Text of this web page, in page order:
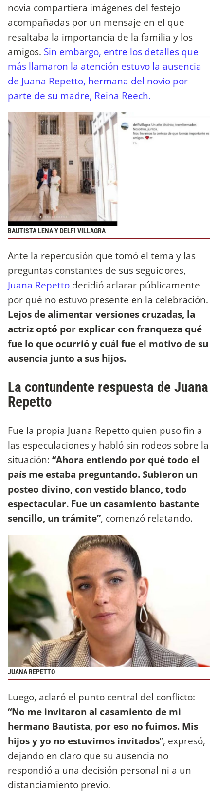
novia compartiera imágenes del festejo
acompañadas por un mensaje en el que
resaltaba la importancia de la familia y los
amigos. Sin embargo, entre los detalles que
más llamaron la atención estuvo la ausencia
de Juana Repetto, hermana del novio por
parte de su madre, Reina Reech.
BAUTISTA LENA Y DELFI VILLAGRA
Ante la repercusión que tomó el tema y las
preguntas constantes de sus seguidores,
Juana Repetto decidió aclarar públicamente
por qué no estuvo presente en la celebración.
Lejos de alimentar versiones cruzadas, la
actriz optó por explicar con franqueza qué
fue lo que ocurrió y cuál fue el motivo de su
ausencia junto a sus hijos.
La contundente respuesta de Juana
Repetto
Fue la propia Juana Repetto quien puso fin a
las especulaciones y habló sin rodeos sobre la
situación: “Ahora entiendo por qué todo el
país me estaba preguntando. Subieron un
posteo divino, con vestido blanco, todo
espectacular. Fue un casamiento bastante
sencillo, un trámite”, comenzó relatando.
JUANA REPETTO
Luego, aclaró el punto central del conflicto:
“No me invitaron al casamiento de mi
hermano Bautista, por eso no fuimos. Mis
hijos y yo no estuvimos invitados”, expresó,
dejando en claro que su ausencia no
respondió a una decisión personal ni a un
distanciamiento previo.